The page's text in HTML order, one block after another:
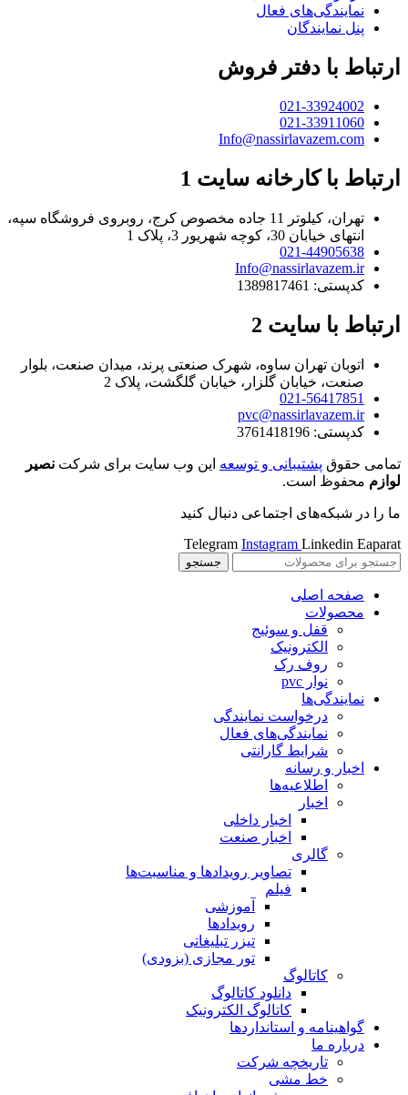
نمایندگی‌های فعال
پنل نمایندگان
ارتباط با دفتر فروش
021-33924002
021-33911060
Info@nassirlavazem.com
ارتباط با کارخانه سایت 1
تهران، کیلوتر 11 جاده مخصوص کرج، روبروی فروشگاه سپه،
انتهای خیابان 30، کوچه شهریور 3، پلاک 1
021-44905638
Info@nassirlavazem.ir
کدپستی: 1389817461
ارتباط با سایت 2
اتوبان تهران ساوه، شهرک صنعتی پرند، میدان صنعت، بلوار
صنعت، خیابان گلزار، خیابان گلگشت، پلاک 2
021-56417851
pvc@nassirlavazem.ir
کدپستی: 3761418196
تمامی حقوق پشتیبانی و توسعه این وب سایت برای شرکت نصیر
لوازم محفوظ است.
ما را در شبکه‌های اجتماعی دنبال کنید
Telegram Instagram Linkedin Eaparat
جستجو
صفحه اصلی
محصولات
قفل و سوئیج
الکترونیک
روف رک
نوار pvc
نمایندگی‌ها
درخواست نمایندگی
نمایندگی‌های فعال
شرایط گارانتی
اخبار و رسانه
اطلاعیه‌ها
اخبار
اخبار داخلی
اخبار صنعت
گالری
تصاویر رویدادها و مناسبت‌ها
فیلم
آموزشی
رویدادها
تیزر تبلیغاتی
تور مجازی (بزودی)
کاتالوگ
دانلود کاتالوگ
کاتالوگ الکترونیک
گواهینامه و استانداردها
درباره ما
تاریخچه شرکت
خط مشی